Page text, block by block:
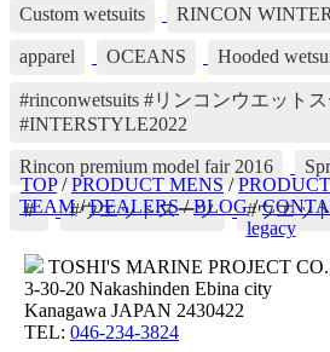
Custom wetsuits RINCON
apparel OCEANS Hooded
#rinconwetsuits #リンコンウエット
#INTERSTYLE2022
Rincon premium model fair 2016
＃ #ウエットスーツ #ウエッ
TOP/PRODUCT MENS /
TEAM/DEALERS/BLOG/
legacy
TOSHI'S MARINE PROJECT
3-30-20 Nakashinden Ebina city
Kanagawa JAPAN 2430422
TEL: 046-234-3824